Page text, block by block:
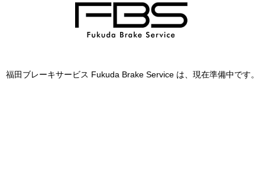
福田ブレーキサービス Fukuda Brake Service は、現在準備中です。